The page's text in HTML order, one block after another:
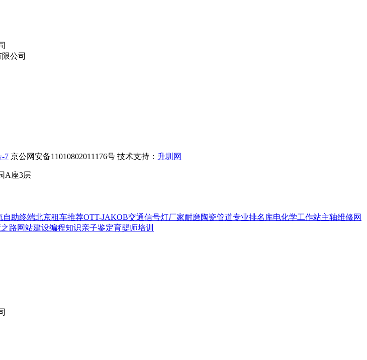
-7 京公网安备11010802011176号 技术支持： 升圳网
A座3层
自助终端北京租车推荐OTT-JAKOB交通信号灯厂家耐磨陶瓷管道专业排名库电化学工作站主轴维修网
路网站建设编程知识亲子鉴定育婴师培训